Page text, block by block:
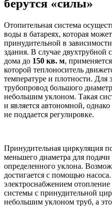
берутся «силы»
Отопительная система
воды в батареях, которая
принудительной в
здания. В случае двухтрубной
дома до 150 кв. м,
которой теплоноситель
температуре и плотности. Для
трубопровод большого
небольшим уклоном. Такая
и является автономной,
не поддается регулировке.
Принудительная циркуляция
меньшего диаметра для подачи
определенного уклона.
достигается с помощью
электроснабжением
системы с принудительной
небольшим уклоном труб, а